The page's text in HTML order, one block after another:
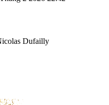
Dufailly